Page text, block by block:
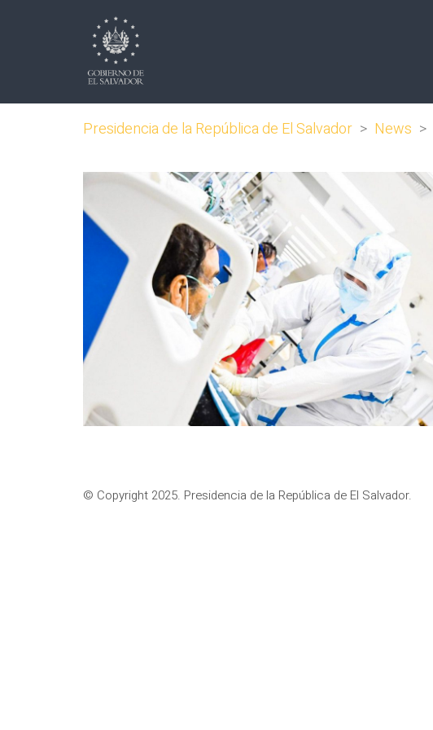
Presidencia de la República de El Salvador > News >
© Copyright 2025. Presidencia de la República de El Salvador.